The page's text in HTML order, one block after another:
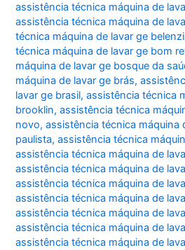
assistência técnica máquina de
assistência técnica máquina de
técnica máquina de lavar ge
técnica máquina de lavar ge bom
máquina de lavar ge bosque da
máquina de lavar ge brás,
lavar ge brasil,assistência técnica
brooklin,assistência técnica
novo,assistência técnica máquina
paulista,assistência técnica
assistência técnica máquina de
assistência técnica máquina de
assistência técnica máquina de
assistência técnica máquina de
assistência técnica máquina de
assistência técnica máquina de
assistência técnica máquina de